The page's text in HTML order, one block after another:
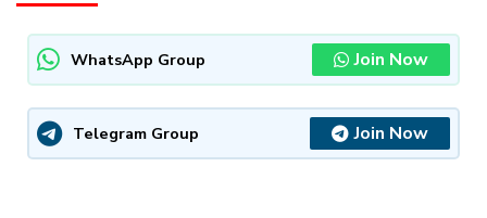
WhatsApp Group Join Now
Telegram Group Join Now